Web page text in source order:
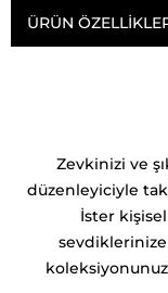
ÜRÜN
Zevkinizi ve
düzenleyiciyle
İster